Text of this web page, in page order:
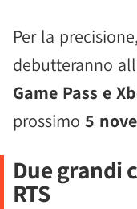
Per la
debutteranno
Game Pass e
prossimo 5
Due grandi
RTS